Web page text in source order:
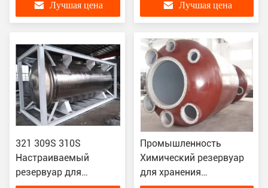
Хранилища для
хранения
Лучшая цена
смоловой установки
Лучшая цена
321 309S 310S
Настраиваемый
резервуар для
Промышленность
Химический резервуар
для хранения